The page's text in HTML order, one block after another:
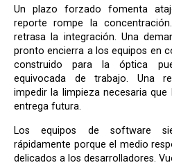
Un plazo forzado fomenta atajos mayores. Un ritual de
reporte rompe la
retrasa la integración. Una
pronto encierra a los equipos en
construido para la óptica
equivocada de trabajo. Una
impedir la limpieza necesaria
entrega futura.
Los equipos de software sienten estas distorsiones
rápidamente porque el medio
delicados a los desarrolladores.